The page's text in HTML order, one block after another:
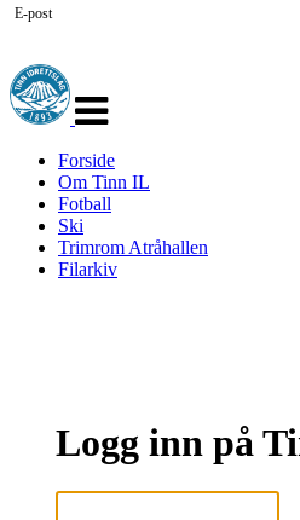
navigasjon
Forside
Om Tinn IL
Fotball
Ski
Trimrom Atråhallen
Filarkiv
Logg inn på
E-post